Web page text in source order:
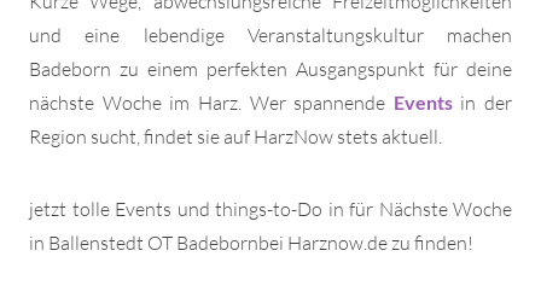
und eine lebendige Veranstaltungskultur machen
Badeborn zu einem perfekten Ausgangspunkt für deine
nächste Woche im Harz. Wer spannende Eventsin der
Region sucht, findet sie auf HarzNow stets aktuell.
jetzt tolle Events und things-to-Do in für Nächste Woche
in Ballenstedt OT Badebornbei Harznow.de zu finden!